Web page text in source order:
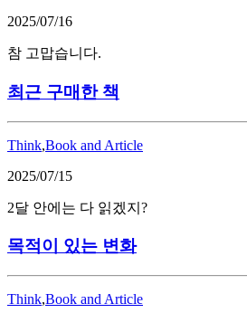
2025/07/16
참 고맙습니다.
최근 구매한 책
Think,Book and Article
2025/07/15
2달 안에는 다 읽겠지?
목적이 있는 변화
Think,Book and Article